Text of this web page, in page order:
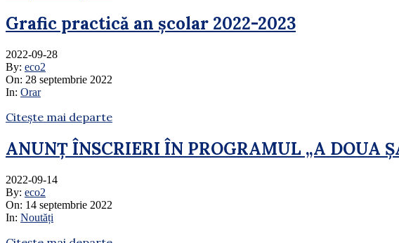
Grafic practică an școlar 2022-2023
2022-09-28
By: eco2
On: 28 septembrie 2022
In: Orar
Citește mai departe
ANUNȚ ÎNSCRIERI ÎN PROGRAMUL „A
2022-09-14
By: eco2
On: 14 septembrie 2022
In: Noutăți